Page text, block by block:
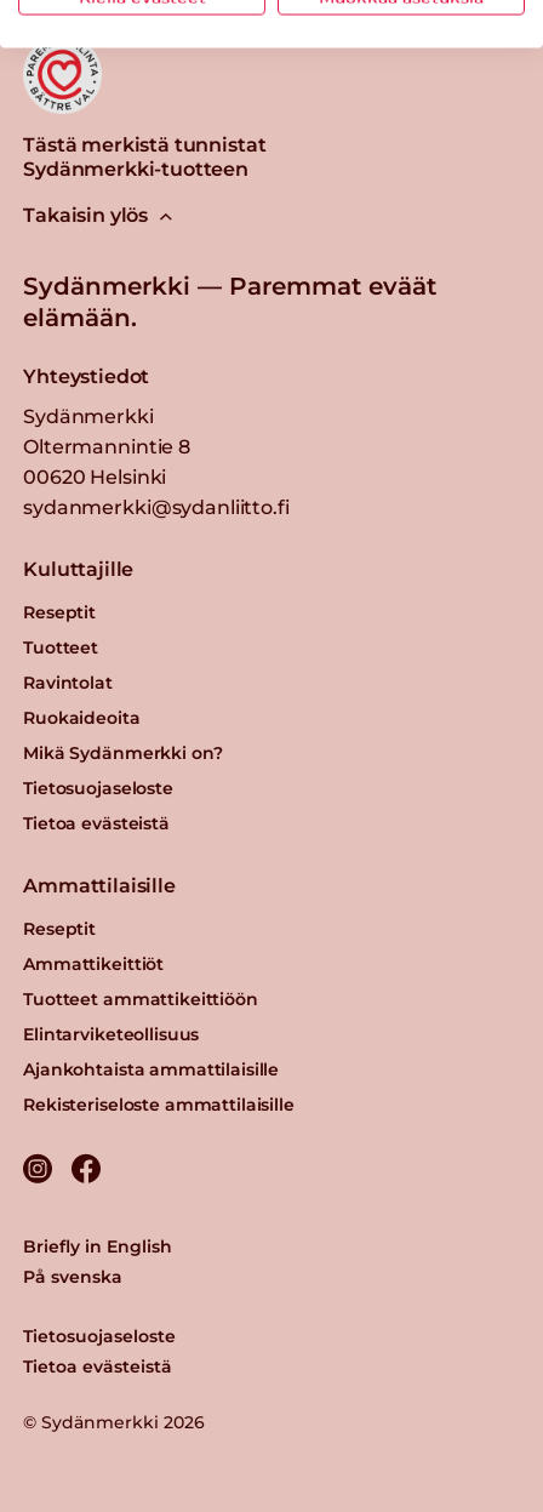
Tästä merkistä tunnistat
Sydänmerkki-tuotteen
Takaisin ylös
Sydänmerkki — Paremmat eväät
elämään.
Yhteystiedot
Sydänmerkki
Oltermannintie 8
00620 Helsinki
sydanmerkki@sydanliitto.fi
Kuluttajille
Reseptit
Tuotteet
Ravintolat
Ruokaideoita
Mikä Sydänmerkki on?
Tietosuojaseloste
Tietoa evästeistä
Ammattilaisille
Reseptit
Ammattikeittiöt
Tuotteet ammattikeittiöön
Elintarviketeollisuus
Ajankohtaista ammattilaisille
Rekisteriseloste ammattilaisille
© Sydänmerkki 2026
Tietosuojaseloste
Tietoa evästeistä
Briefly in English
På svenska